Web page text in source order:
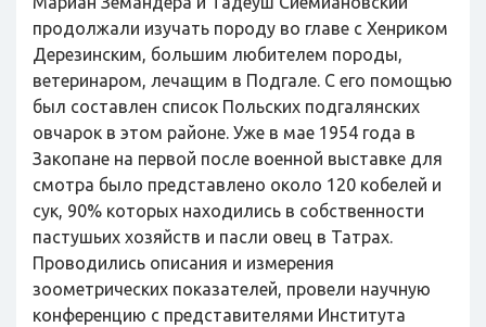
продолжали изучать породу во главе с Хенриком
Дерезинским, большим любителем породы,
ветеринаром, лечащим в Подгале. С его помощью
был составлен список Польских подгалянских
овчарок в этом районе. Уже в мае 1954 года в
Закопане на первой после военной выставке для
смотра было представлено около 120 кобелей и
сук, 90% которых находились в собственности
пастушьих хозяйств и пасли овец в Татрах.
Проводились описания и измерения
зоометрических показателей, провели научную
конференцию с представителями Института